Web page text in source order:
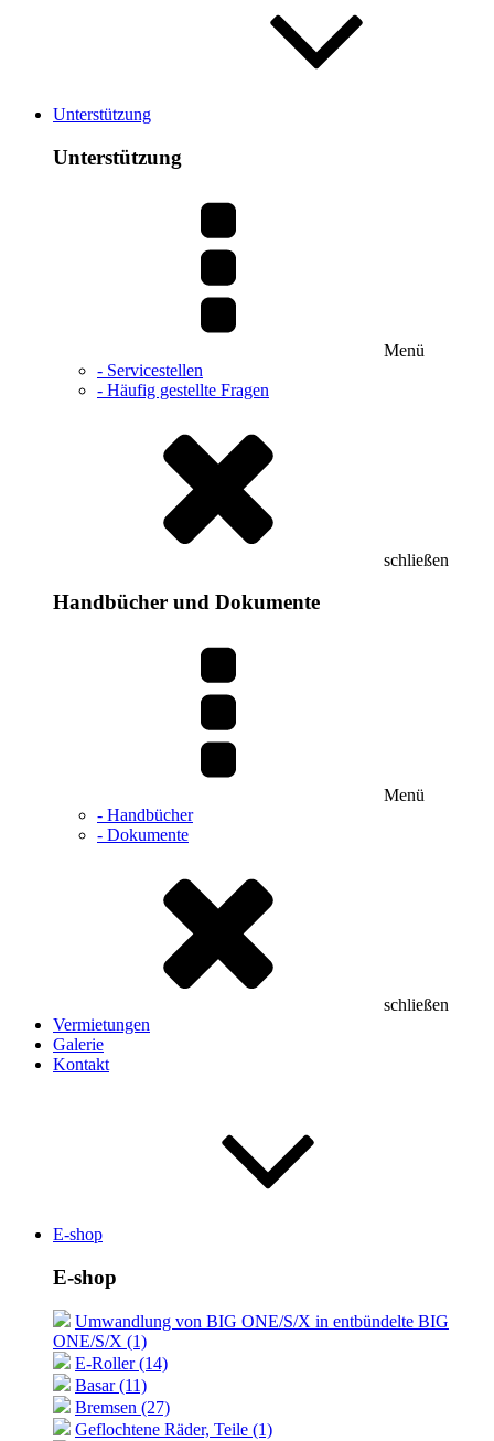
Unterstützung
Unterstützung
Menü
- Servicestellen
- Häufig gestellte Fragen
schließen
Handbücher und Dokumente
Menü
- Handbücher
- Dokumente
schließen
Vermietungen
Galerie
Kontakt
E-shop
E-shop
Umwandlung von BIG ONE/S/X in entbündelte BIG
ONE/S/X (1)
E-Roller (14)
Basar (11)
Bremsen (27)
Geflochtene Räder, Teile (1)